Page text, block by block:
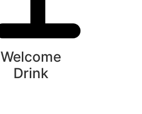
Welcome
Drink